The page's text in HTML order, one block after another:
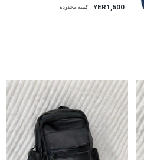
YER1,500 كمية محدودة